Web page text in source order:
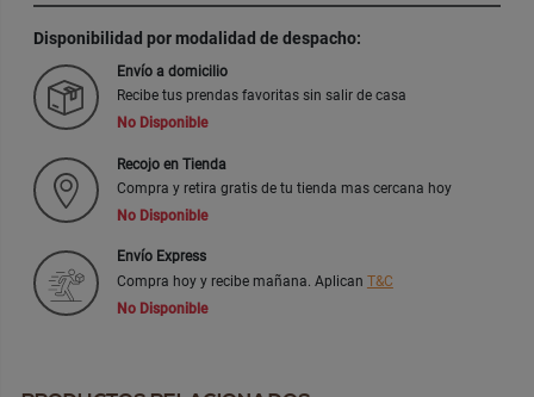
Disponibilidad por modalidad de despacho:
Envío a domicilio
Recibe tus prendas favoritas sin salir de casa
No Disponible
Recojo en Tienda
Compra y retira gratis de tu tienda mas cercana hoy
No Disponible
Envío Express
Compra hoy y recibe mañana. Aplican T&C
No Disponible